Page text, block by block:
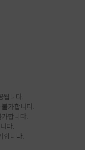
됩니다.
불가합니다.
합니다.
다.
합니다.